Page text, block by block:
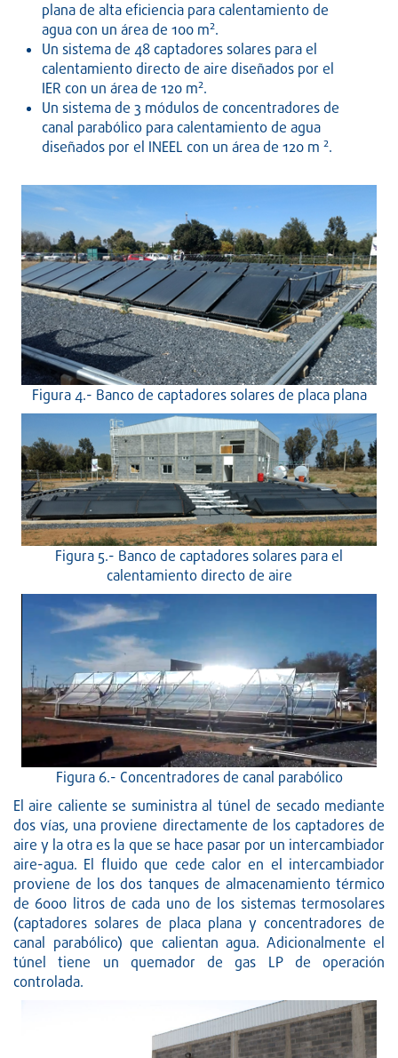
plana de alta eficiencia para calentamiento de
agua con un área de 100 m2.
Un sistema de 48 captadores solares para el
calentamiento directo de aire diseñados por el
IER con un área de 120 m2.
Un sistema de 3 módulos de concentradores de
canal parabólico para calentamiento de agua
diseñados por el INEEL con un área de 120 m 2.
Figura 4.- Banco de captadores solares de placa plana
Figura 5.- Banco de captadores solares para el
calentamiento directo de aire
Figura 6.- Concentradores de canal parabólico
El aire caliente se suministra al túnel de secado mediante
dos vías, una proviene directamente de los captadores de
aire y la otra es la que se hace pasar por un intercambiador
aire-agua. El fluido que cede calor en el intercambiador
proviene de los dos tanques de almacenamiento térmico
de 6000 litros de cada uno de los sistemas termosolares
(captadores solares de placa plana y concentradores de
canal parabólico) que calientan agua. Adicionalmente el
túnel tiene un quemador de gas LP de operación
controlada.